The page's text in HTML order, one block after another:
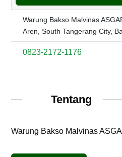
Warung Bakso Malvinas
Aren, South Tangerang City,
0823-2172-1176
Tentang
Warung Bakso Malvinas